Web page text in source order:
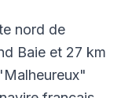
nord de
Baie et 27 km